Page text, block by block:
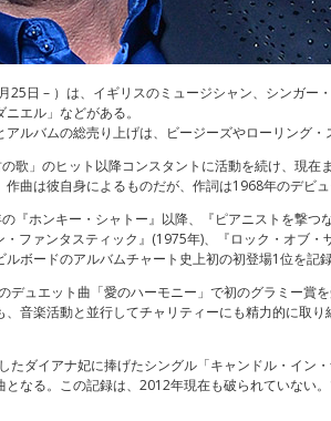
25日 – ）は、イギリスのミュージシャン、シンガー
エル」などがある。
ルバムの総売り上げは、ビージーズやローリング・
歌」のヒット以降コンスタントに活動を続け、現
曲は彼自身によるものだが、作詞は1968年のデビ
『ホンキー・シャトー』以降、『ピアニストを撃つ
・ファンタスティック』(1975年)、『ロック・オブ
ボードのアルバムチャート史上初の初登場1位を
デュエット曲「愛のハーモニー」で初のグラミー賞
音楽活動と並行してチャリティーにも精力的に取
たダイアナ妃に捧げたシングル「キャンドル・イ
なる。この記録は、2012年現在も破られていない